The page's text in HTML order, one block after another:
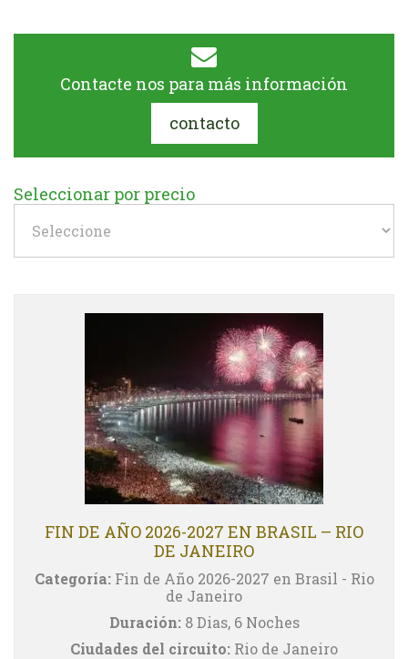
Contacte nos para más información
contacto
Seleccionar por precio
FIN DE AÑO 2026-2027 EN BRASIL – RIO
DE JANEIRO
Categoría:Fin de Año 2026-2027 en Brasil - Rio
de Janeiro
Duración:8 Dias, 6 Noches
Ciudades del circuito: Rio de Janeiro